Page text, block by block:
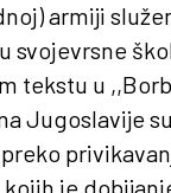
armiji
tekstu u
Jugoslavije